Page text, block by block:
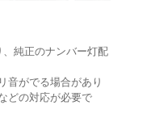
、純正のナンバー灯配
音がでる場合があり
どの対応が必要で